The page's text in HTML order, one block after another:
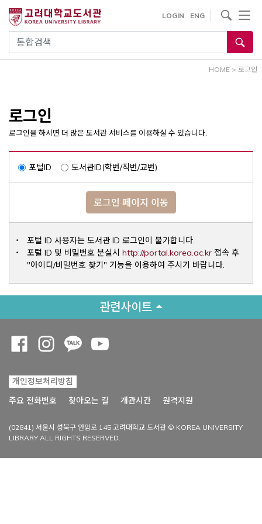
건
통합검색
LOGIN ENG
사이트내 검색
HOME > 로그인
로그인
로그인을 하시면 더 많은 도서관 서비스를 이용하실 수 있습니다.
포털ID 도서관ID(학번/직번/교번)
로그인 페이지 이동
포털 ID 사용자는 도서관 ID 로그인이 불가합니다.
포털 ID 및 비밀번호 분실시 http://portal.korea.ac.krOpens a
접속 후
"아이디/비밀번호 찾기" 기능을 이용하여 주시기 바랍니다.
관련사이트
개인정보처리방침
주요 전화번호
찾아오는 길 개관시간 원격지원
(02841) 서울시 성북구 안암로 145 고려대학교 도서관 © KOREA UNIVERSITY
LIBRARY ALL RIGHTS RESERVED.
Opens a new window
Opens a new window
Opens a new window